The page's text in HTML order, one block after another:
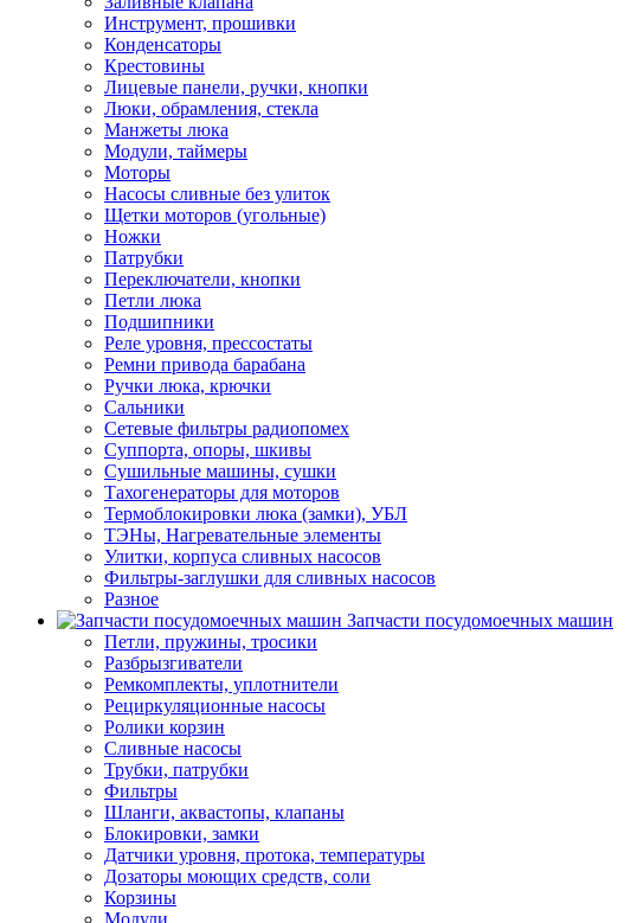
Инструмент, прошивки
Конденсаторы
Крестовины
Лицевые панели, ручки, кнопки
Люки, обрамления, стекла
Манжеты люка
Модули, таймеры
Моторы
Насосы сливные без улиток
Щетки моторов (угольные)
Ножки
Патрубки
Переключатели, кнопки
Петли люка
Подшипники
Реле уровня, прессостаты
Ремни привода барабана
Ручки люка, крючки
Сальники
Сетевые фильтры радиопомех
Суппорта, опоры, шкивы
Сушильные машины, сушки
Тахогенераторы для моторов
Термоблокировки люка (замки), УБЛ
ТЭНы, Нагревательные элементы
Улитки, корпуса сливных насосов
Фильтры-заглушки для сливных насосов
Разное
Запчасти посудомоечных машин
Петли, пружины, тросики
Разбрызгиватели
Ремкомплекты, уплотнители
Рециркуляционные насосы
Ролики корзин
Сливные насосы
Трубки, патрубки
Фильтры
Шланги, аквастопы, клапаны
Блокировки, замки
Датчики уровня, протока, температуры
Дозаторы моющих средств, соли
Корзины
Модули